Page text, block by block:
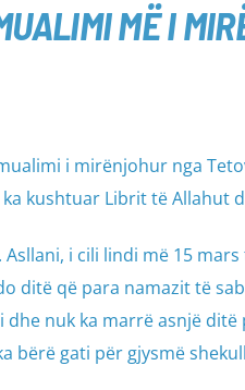
MË I
i mirënjohur nga
kushtuar Librit të Allahut
i cili lindi më 15
ditë që para namazit të
dhe nuk ka marrë asnjë
bërë gati për gjysmë